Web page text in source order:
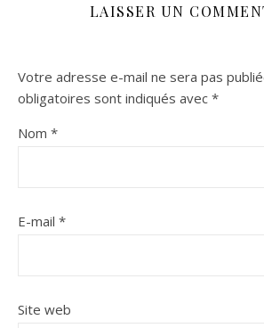
LAISSER UN
Votre adresse e-mail ne sera pas
obligatoires sont indiqués avec *
Nom *
E-mail *
Site web